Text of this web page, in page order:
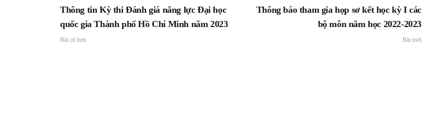
Thông tin Kỳ thi Đánh giá năng lực Đại học
quốc gia Thành phố Hồ Chí Minh năm 2023
Bài cũ hơn
Thông báo tham gia họp sơ kết học kỳ I các
bộ môn năm học 2022-2023
Bài mới